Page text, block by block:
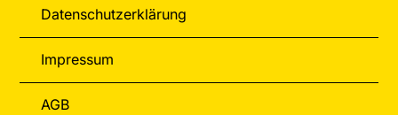
Datenschutzerklärung
Impressum
AGB